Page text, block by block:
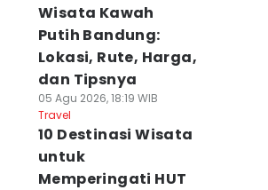
Wisata Kawah
Putih Bandung:
Lokasi, Rute, Harga,
dan Tipsnya
05 Agu 2026, 18:19 WIB
Travel
10 Destinasi Wisata
untuk
Memperingati HUT